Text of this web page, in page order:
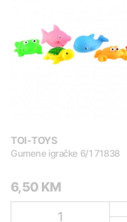
TOI-TOYS
Gumene igračke 6/1 71838
6,50 KM
1